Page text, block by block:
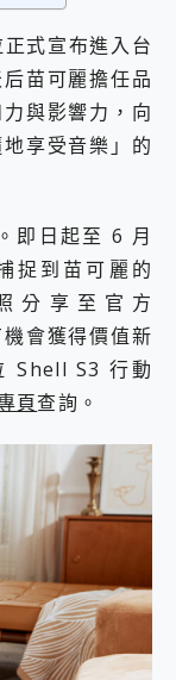
式宣布進入台
苗可麗擔任品
與影響力，向
享受音樂」的
即日起至 6 月
捉到苗可麗的
分享至官方
會獲得價值新
Shell S3 行動
頁查詢。